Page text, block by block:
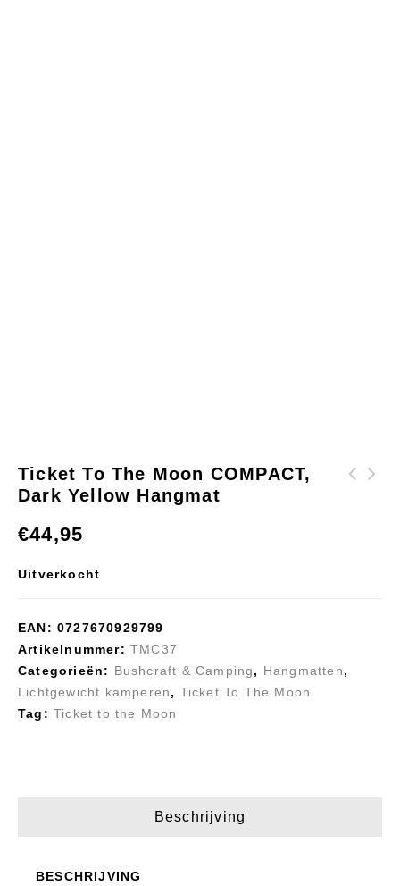
Ticket To The Moon COMPACT,
Dark Yellow Hangmat
€44,95
Uitverkocht
EAN: 0727670929799
Artikelnummer: TMC37
Categorieën: Bushcraft & Camping, Hangmatten,
Lichtgewicht kamperen, Ticket To The Moon
Tag: Ticket to the Moon
Beschrijving
BESCHRIJVING